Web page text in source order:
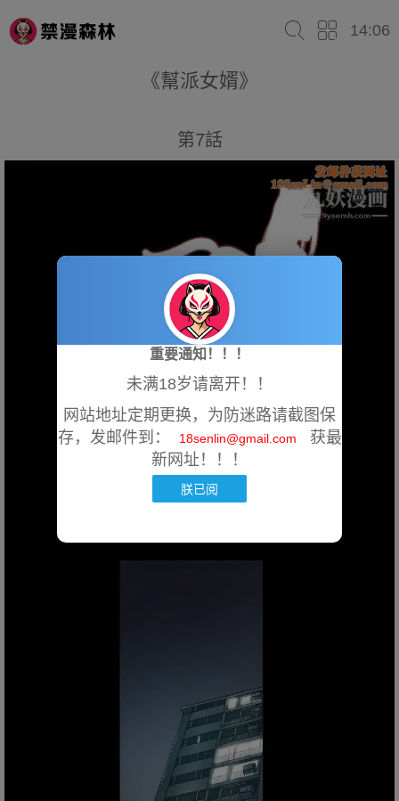
14:06
《幫派女婿》
第7話
重要通知！！！
未满18岁请离开！！
网站地址定期更换，为防迷路请截图保
存，发邮件到：
18senlin@gmail.com
获最
新网址！！！
朕已阅